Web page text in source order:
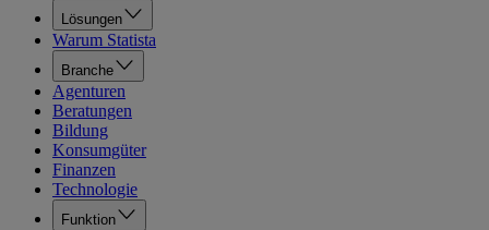
Lösungen
Warum Statista
Branche
Agenturen
Beratungen
Bildung
Konsumgüter
Finanzen
Technologie
Funktion